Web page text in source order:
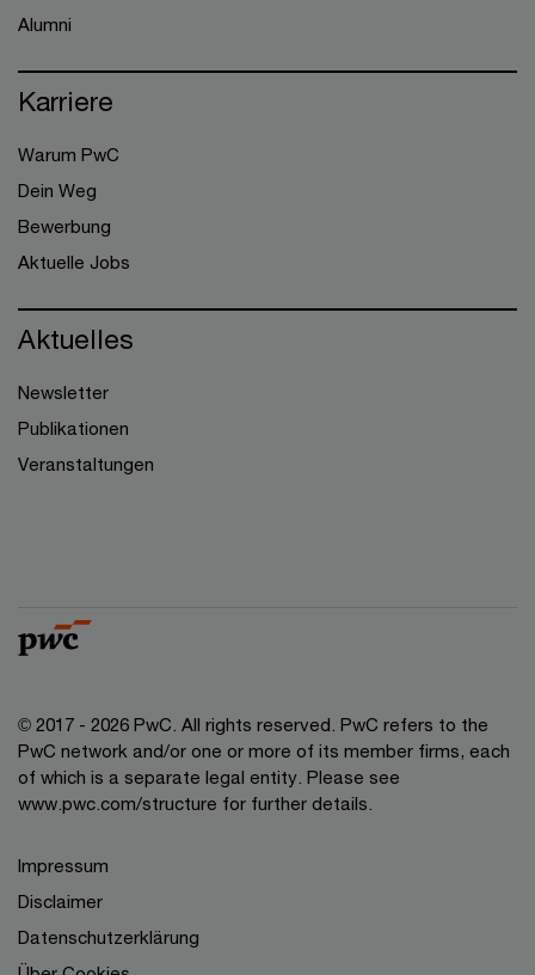
Alumni
Karriere
Warum PwC
Dein Weg
Bewerbung
Aktuelle Jobs
Aktuelles
Newsletter
Publikationen
Veranstaltungen
© 2017 - 2026 PwC. All rights reserved. PwC refers to the
PwC network and/or one or more of its member firms, each
of which is a separate legal entity. Please see
www.pwc.com/structure for further details.
Impressum
Disclaimer
Datenschutzerklärung